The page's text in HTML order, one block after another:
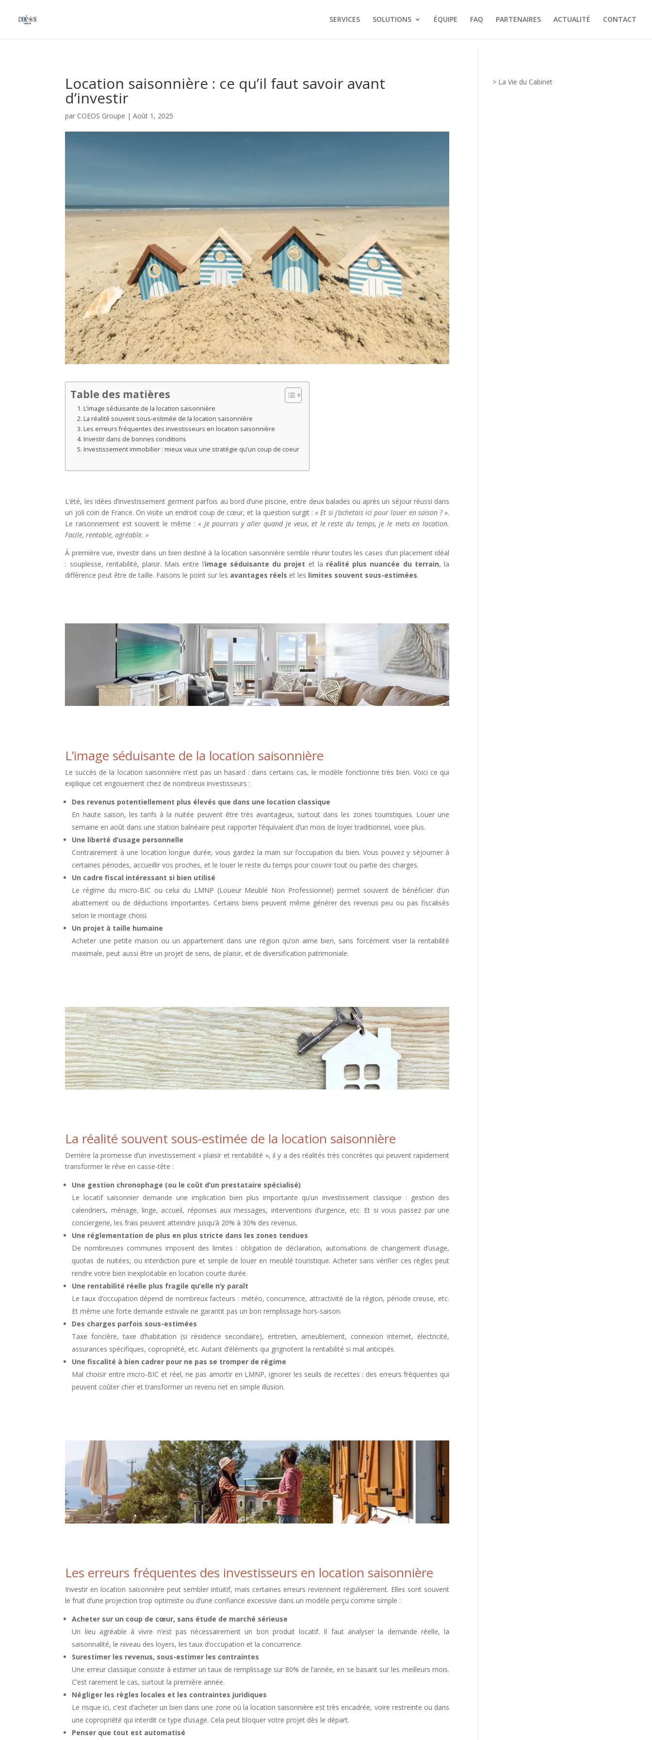
SERVICES SOLUTIONS ÉQUIPE FAQ PARTENAIRES ACTUALITÉ CONTACT
Location saisonnière : ce qu’il faut savoir avant
d’investir
par COEOS Groupe |Août 1, 2025
Table des matières
L’image séduisante de la location saisonnière
La réalité souvent sous-estimée de la location saisonnière
Les erreurs fréquentes des investisseurs en location saisonnière
Investir dans de bonnes conditions
Investissement immobilier : mieux vaux une stratégie qu’un coup de coeur
L’été, les idées d’investissement germent parfois au bord d’une piscine, entre deux balades ou après un séjour réussi dans
un joli coin de France. On visite un endroit coup de cœur, et la question surgit : «Et si j’achetais ici pour louer en saison ? ».
Le raisonnement est souvent le même : « Je pourrais y aller quand je veux, et le reste du temps, je le mets en location.
Facile, rentable, agréable. »
À première vue, investir dans un bien destiné à la location saisonnière semble réunir toutes les cases d’un placement idéal
: souplesse, rentabilité, plaisir. Mais entre l’image séduisante du projet et la réalité plus nuancée du terrain, la
différence peut être de taille. Faisons le point sur les avantages réels et les limites souvent sous-estimées.
L’image séduisante de la location saisonnière
Le succès de la location saisonnière n’est pas un hasard : dans certains cas, le modèle fonctionne très bien. Voici ce qui
explique cet engouement chez de nombreux investisseurs :
Des revenus potentiellement plus élevés que dans une location classique
En haute saison, les tarifs à la nuitée peuvent être très avantageux, surtout dans les zones touristiques. Louer une
semaine en août dans une station balnéaire peut rapporter l’équivalent d’un mois de loyer traditionnel, voire plus.
Une liberté d’usage personnelle
Contrairement à une location longue durée, vous gardez la main sur l’occupation du bien. Vous pouvez y séjourner à
certaines périodes, accueillir vos proches, et le louer le reste du temps pour couvrir tout ou partie des charges.
Un cadre fiscal intéressant si bien utilisé
Le régime du micro-BIC ou celui du LMNP (Loueur Meublé Non Professionnel) permet souvent de bénéficier d’un
abattement ou de déductions importantes. Certains biens peuvent même générer des revenus peu ou pas fiscalisés
selon le montage choisi.
Un projet à taille humaine
Acheter une petite maison ou un appartement dans une région qu’on aime bien, sans forcément viser la rentabilité
maximale, peut aussi être un projet de sens, de plaisir, et de diversification patrimoniale.
La réalité souvent sous-estimée de la location saisonnière
Derrière la promesse d’un investissement « plaisir et rentabilité », il y a des réalités très concrètes qui peuvent rapidement
transformer le rêve en casse-tête :
Une gestion chronophage (ou le coût d’un prestataire spécialisé)
Le locatif saisonnier demande une implication bien plus importante qu’un investissement classique : gestion des
calendriers, ménage, linge, accueil, réponses aux messages, interventions d’urgence, etc. Et si vous passez par une
conciergerie, les frais peuvent atteindre jusqu’à 20% à 30% des revenus.
Une réglementation de plus en plus stricte dans les zones tendues
De nombreuses communes imposent des limites : obligation de déclaration, autorisations de changement d’usage,
quotas de nuitées, ou interdiction pure et simple de louer en meublé touristique. Acheter sans vérifier ces règles peut
rendre votre bien inexploitable en location courte durée.
Une rentabilité réelle plus fragile qu’elle n’y paraît
Le taux d’occupation dépend de nombreux facteurs : météo, concurrence, attractivité de la région, période creuse, etc.
Et même une forte demande estivale ne garantit pas un bon remplissage hors-saison.
Des charges parfois sous-estimées
Taxe foncière, taxe d’habitation (si résidence secondaire), entretien, ameublement, connexion internet, électricité,
assurances spécifiques, copropriété, etc. Autant d’éléments qui grignotent la rentabilité si mal anticipés.
Une fiscalité à bien cadrer pour ne pas se tromper de régime
Mal choisir entre micro-BIC et réel, ne pas amortir en LMNP, ignorer les seuils de recettes : des erreurs fréquentes qui
peuvent coûter cher et transformer un revenu net en simple illusion.
Les erreurs fréquentes des investisseurs en location saisonnière
Investir en location saisonnière peut sembler intuitif, mais certaines erreurs reviennent régulièrement. Elles sont souvent
le fruit d’une projection trop optimiste ou d’une confiance excessive dans un modèle perçu comme simple :
Acheter sur un coup de cœur, sans étude de marché sérieuse
Un lieu agréable à vivre n’est pas nécessairement un bon produit locatif. Il faut analyser la demande réelle, la
saisonnalité, le niveau des loyers, les taux d’occupation et la concurrence.
Surestimer les revenus, sous-estimer les contraintes
Une erreur classique consiste à estimer un taux de remplissage sur 80% de l’année, en se basant sur les meilleurs mois.
C’est rarement le cas, surtout la première année.
Négliger les règles locales et les contraintes juridiques
Le risque ici, c’est d’acheter un bien dans une zone où la location saisonnière est très encadrée, voire restreinte ou dans
une copropriété qui interdit ce type d’usage. Cela peut bloquer votre projet dès le départ.
Penser que tout est automatisé
> La Vie du Cabinet